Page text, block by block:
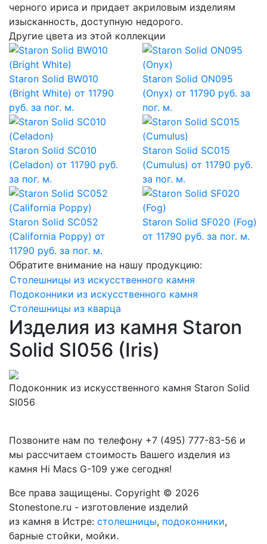
черного ириса и придает акриловым изделиям
изысканность, доступную недорого.
Другие цвета из этой коллекции
Staron Solid BW010
(Bright White) от 11790
руб. за пог. м.
Staron Solid ON095
(Onyx) от 11790 руб. за
пог. м.
Staron Solid SC010
(Celadon) от 11790 руб.
за пог. м.
Staron Solid SC015
(Cumulus) от 11790 руб.
за пог. м.
Staron Solid SC052
(California Poppy) от
11790 руб. за пог. м.
Staron Solid SF020 (Fog)
от 11790 руб. за пог. м.
Обратите внимание на нашу продукцию:
Столешницы из искусственного камня
Подоконники из искусственного камня
Столешницы из кварца
Изделия из камня Staron
Solid SI056 (Iris)
Подоконник из искусственного камня Staron Solid
SI056
Позвоните нам по телефону +7 (495) 777-83-56 и
мы рассчитаем стоимость Вашего изделия из
камня Hi Macs G-109 уже сегодня!
Все права защищены. Copyright © 2026
Stonestone.ru - изготовление изделий
из камня в Истре: столешницы, подоконники,
барные стойки, мойки.